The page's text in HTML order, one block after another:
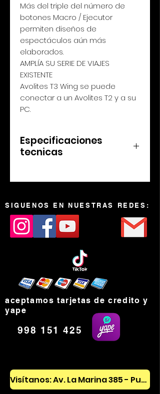
Más del triple del número de
botones Macro / Ejecutor
permiten diseños de
espectáculos aún más
elaborados.
AMPLÍA SU SERIE DE VIAJES
EXISTENTE
Avolites T3 Wing se puede
conectar a un Avolites T2 y a su
PC.
Especificaciones
tecnicas
30 Botones de Macro /
aluminio y acero
40 Botones de Flash C&K
con cubierta personalizada
33 Botones Cherry MX
retroliluminadas de bajo
pérfil Bajo Pérfil 50mm / 2
pulgadas
USB-C COMPATIBLE CON USB
3.1
TEMPERATURA AMBIENTE 0 - 4
0 C / 3 2-10 4 F.
SIGUENOS EN NUESTRAS REDES:
aceptamos tarjetas de credito y
yape
998 151 425
Visítanos: Av. La Marina 385 - Pueblo Libre